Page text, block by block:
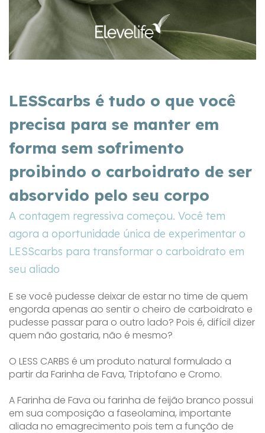
LESScarbs é tudo o que você
precisa para se manter em
forma sem sofrimento
proibindo o carboidrato de ser
absorvido pelo seu corpo
A contagem regressiva começou. Você tem
agora a oportunidade única de experimentar o
LESScarbs para transformar o carboidrato em
seu aliado
E se você pudesse deixar de estar no time de quem
engorda apenas ao sentir o cheiro de carboidrato e
pudesse passar para o outro lado? Pois é, difícil dizer
quem não gostaria, não é mesmo?
O LESS CARBS é um produto natural formulado a
partir da Farinha de Fava, Triptofano e Cromo.
A Farinha de Fava ou farinha de feijão branco possui
em sua composição a faseolamina, importante
aliada no emagrecimento pois tem a função de